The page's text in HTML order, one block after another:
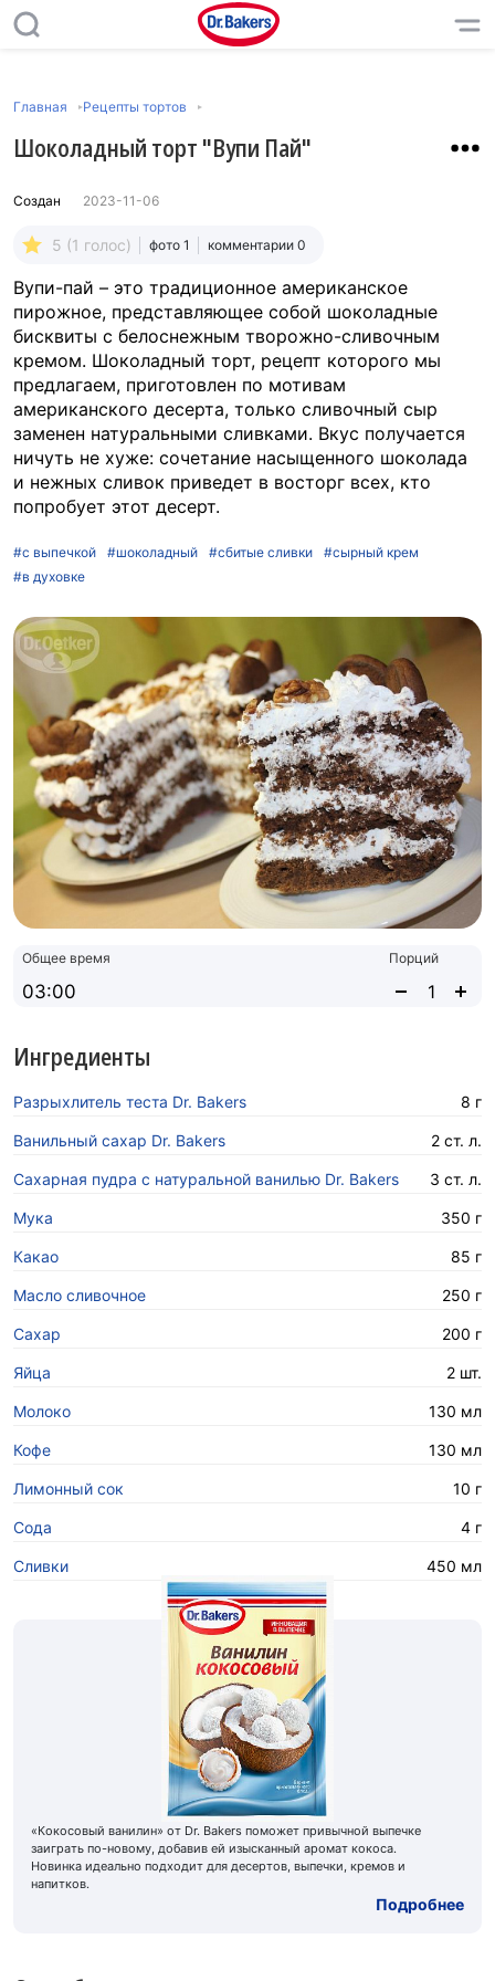
Главная Рецепты тортов
Шоколадный торт "Вупи Пай"
Создан 2023-11-06
5 (1 голос) фото 1 комментарии 0
Вупи-пай – это традиционное американское
пирожное, представляющее собой шоколадные
бисквиты с белоснежным творожно-сливочным
кремом. Шоколадный торт, рецепт которого мы
предлагаем, приготовлен по мотивам
американского десерта, только сливочный сыр
заменен натуральными сливками. Вкус получается
ничуть не хуже: сочетание насыщенного шоколада
и нежных сливок приведет в восторг всех, кто
попробует этот десерт.
#с выпечкой #шоколадный #сбитые сливки
#сырный крем
#в духовке
Общее время
03:00
Порций
Ингредиенты
Разрыхлитель теста Dr. Bakers 8 г
Ванильный сахар Dr. Bakers 2 ст. л.
Сахарная пудра с натуральной ванилью Dr. Bakers 3 ст. л.
Мука 350 г
Какао 85 г
Масло сливочное 250 г
Сахар 200 г
Яйца 2 шт.
Молоко 130 мл
Кофе 130 мл
Лимонный сок 10 г
Сода 4 г
Сливки 450 мл
«Кокосовый ванилин» от Dr. Bakers поможет привычной выпечке
заиграть по-новому, добавив ей изысканный аромат кокоса.
Новинка идеально подходит для десертов, выпечки, кремов и
напитков.
Подробнее